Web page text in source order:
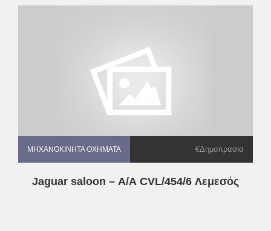
ΜΗΧΑΝΟΚΊΝΗΤΑ ΟΧΉΜΑΤΑ
ΜΗΧΑΝΟΚΊΝΗΤΑ ΟΧΉΜΑΤΑ €Δημοπρασία
Jaguar saloon – Α/Α CVL/454/6 Λεμεσός